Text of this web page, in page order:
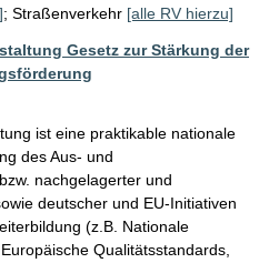
; Straßenverkehr [alle RV hierzu]
Gesetz zur Stärkung der
ist eine praktikable nationale
des Aus- und
nachgelagerter und
deutscher und EU-Initiativen
(z.B. Nationale
Qualitätsstandards,